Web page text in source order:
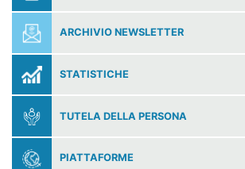
ARCHIVIO NEWSLETTER
STATISTICHE
TUTELA DELLA PERSONA
PIATTAFORME